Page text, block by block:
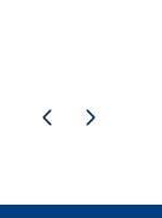
Pagina precedente
Pagina successiva